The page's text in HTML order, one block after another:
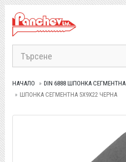
НАЧАЛО
DIN 6888 ШПОНКА СЕГМЕНТНА
ШПОНКА СЕГМЕНТНА 5X9X22 ЧЕРНА